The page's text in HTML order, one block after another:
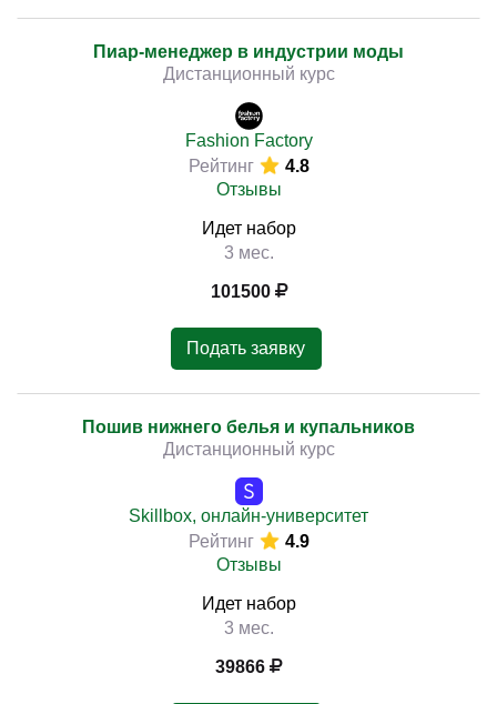
Пиар-менеджер в индустрии моды
Дистанционный курс
Fashion Factory
Рейтинг
4.8
Отзывы
Идет набор
3 мес.
101500
Подать заявку
Пошив нижнего белья и купальников
Дистанционный курс
Skillbox, онлайн-университет
Рейтинг
4.9
Отзывы
Идет набор
3 мес.
39866